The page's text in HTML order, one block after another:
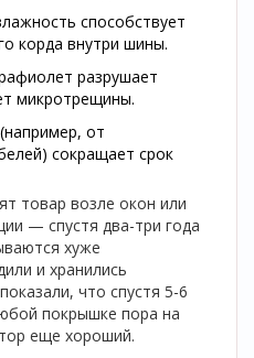
способствует
корда внутри шины.
разрушает
микротрещины.
от
сокращает срок
товар возле окон или
— спустя два-три года
хуже
и хранились
что спустя 5-6
покрышке пора на
еще хороший.